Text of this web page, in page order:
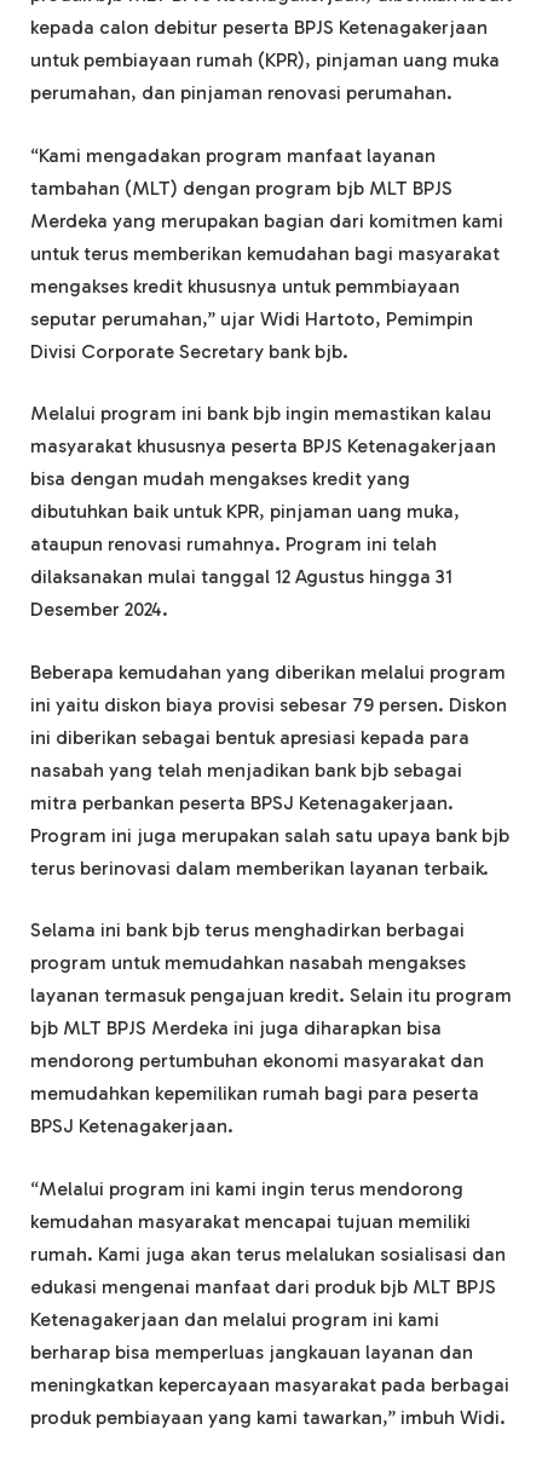
kepada calon debitur peserta BPJS Ketenagakerjaan
untuk pembiayaan rumah (KPR), pinjaman uang muka
perumahan, dan pinjaman renovasi perumahan.
“Kami mengadakan program manfaat layanan
tambahan (MLT) dengan program bjb MLT BPJS
Merdeka yang merupakan bagian dari komitmen kami
untuk terus memberikan kemudahan bagi masyarakat
mengakses kredit khususnya untuk pemmbiayaan
seputar perumahan,” ujar Widi Hartoto, Pemimpin
Divisi Corporate Secretary bank bjb.
Melalui program ini bank bjb ingin memastikan kalau
masyarakat khususnya peserta BPJS Ketenagakerjaan
bisa dengan mudah mengakses kredit yang
dibutuhkan baik untuk KPR, pinjaman uang muka,
ataupun renovasi rumahnya. Program ini telah
dilaksanakan mulai tanggal 12 Agustus hingga 31
Desember 2024.
Beberapa kemudahan yang diberikan melalui program
ini yaitu diskon biaya provisi sebesar 79 persen. Diskon
ini diberikan sebagai bentuk apresiasi kepada para
nasabah yang telah menjadikan bank bjb sebagai
mitra perbankan peserta BPSJ Ketenagakerjaan.
Program ini juga merupakan salah satu upaya bank bjb
terus berinovasi dalam memberikan layanan terbaik.
Selama ini bank bjb terus menghadirkan berbagai
program untuk memudahkan nasabah mengakses
layanan termasuk pengajuan kredit. Selain itu program
bjb MLT BPJS Merdeka ini juga diharapkan bisa
mendorong pertumbuhan ekonomi masyarakat dan
memudahkan kepemilikan rumah bagi para peserta
BPSJ Ketenagakerjaan.
“Melalui program ini kami ingin terus mendorong
kemudahan masyarakat mencapai tujuan memiliki
rumah. Kami juga akan terus melalukan sosialisasi dan
edukasi mengenai manfaat dari produk bjb MLT BPJS
Ketenagakerjaan dan melalui program ini kami
berharap bisa memperluas jangkauan layanan dan
meningkatkan kepercayaan masyarakat pada berbagai
produk pembiayaan yang kami tawarkan,” imbuh Widi.